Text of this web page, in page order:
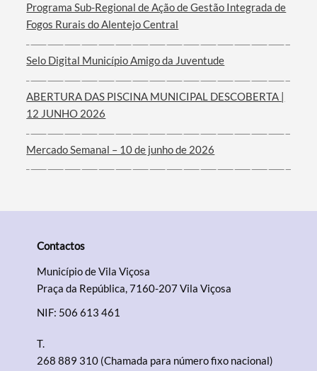
Programa Sub-Regional de Ação de Gestão Integrada de
Fogos Rurais do Alentejo Central
Selo Digital Município Amigo da Juventude
ABERTURA DAS PISCINA MUNICIPAL DESCOBERTA |
12 JUNHO 2026
Mercado Semanal – 10 de junho de 2026
Contactos
Município de Vila Viçosa
Praça da República, 7160-207 Vila Viçosa
NIF: 506 613 461
T.
268 889 310 (Chamada para número fixo nacional)